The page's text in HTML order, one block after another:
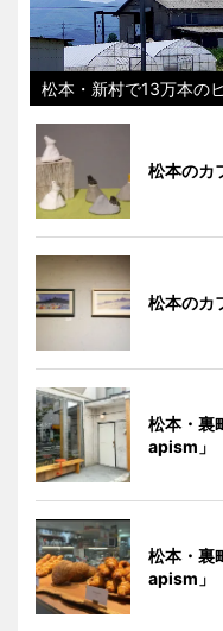
松本・新村で13万本の
松本のカ
松本のカ
松本・裏
apism」
松本・裏
apism」